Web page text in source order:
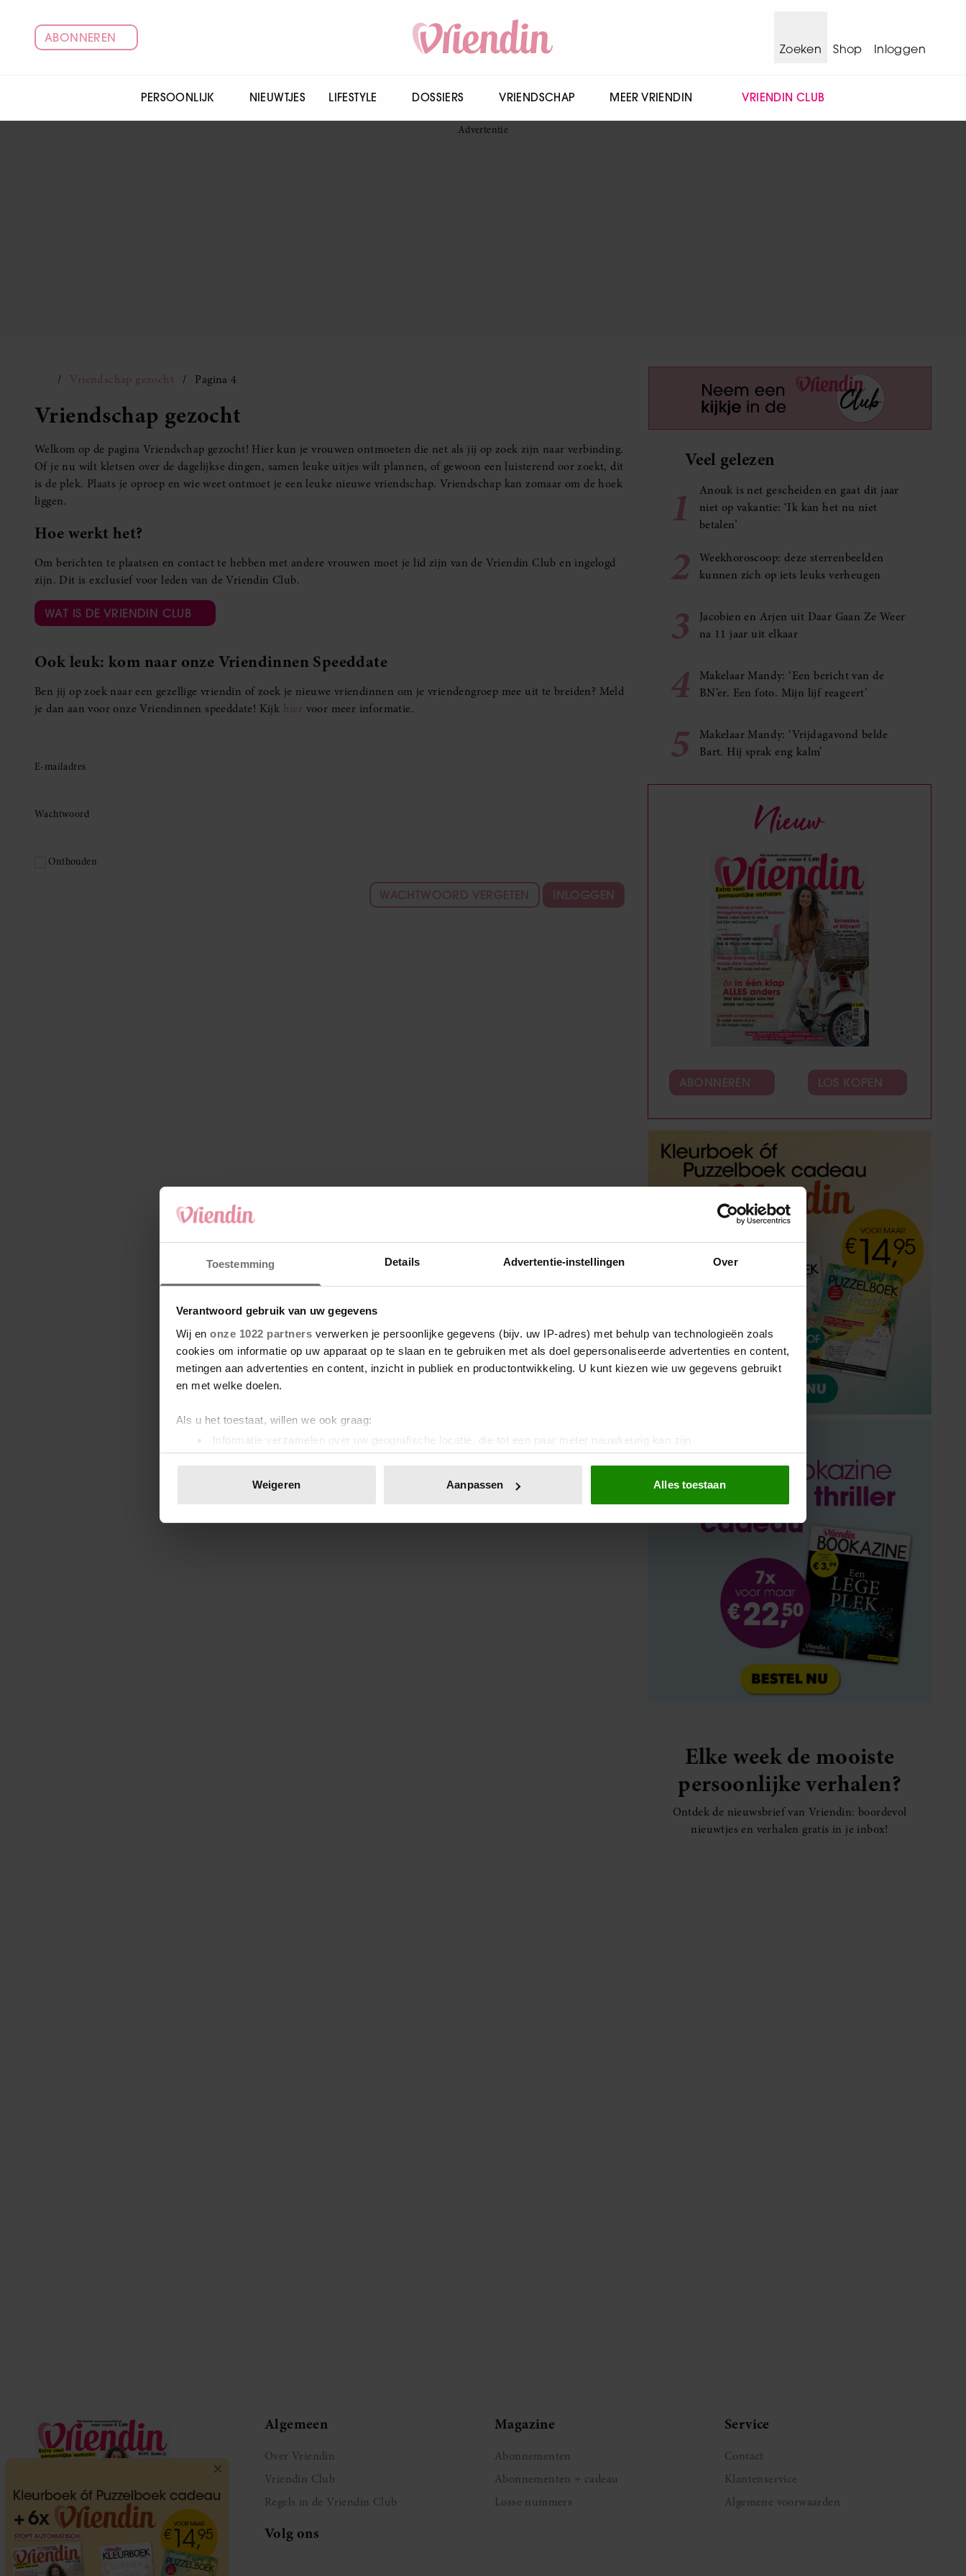
Toestemming Details Advertentie-instellingen Over
Verantwoord gebruik van uw gegevens
Wij en onze 1022 partners verwerken je persoonlijke gegevens (bijv. uw IP-adres) met behulp van technologieën zoals
cookies om informatie op uw apparaat op te slaan en te gebruiken met als doel gepersonaliseerde advertenties en content,
metingen aan advertenties en content, inzicht in publiek en productontwikkeling. U kunt kiezen wie uw gegevens gebruikt
en met welke doelen.
Als u het toestaat, willen we ook graag:
Informatie verzamelen over uw geografische locatie, die tot een paar meter nauwkeurig kan zijn
Uw apparaat identificeren door het actief te scannen op specifieke eigenschappen (fingerprinting)
toestemming op elk moment wijzigen of intrekken in de Cookieverklaring.
We gebruiken cookies om content en advertenties te personaliseren, om functies voor social media te bieden en om ons
media, adverteren en analyse. Deze partners kunnen deze gegevens combineren met andere informatie die u aan ze heeft
verstrekt of die ze hebben verzameld op basis van uw gebruik van hun services. U gaat akkoord met onze cookies als u
Weigeren Aanpassen Alles toestaan
ABONNEREN
Zoeken
Shop Inloggen
PERSOONLIJK NIEUWTJES LIFESTYLE DOSSIERS VRIENDSCHAP MEER VRIENDIN VRIENDIN CLUB
Vriendschap gezocht Pagina 4
Vriendschap gezocht
Welkom op de pagina Vriendschap gezocht! Hier kun je vrouwen ontmoeten die net als jij op zoek zijn naar verbinding.
Of je nu wilt kletsen over de dagelijkse dingen, samen leuke uitjes wilt plannen, of gewoon een luisterend oor zoekt, dit
is de plek. Plaats je oproep en wie weet ontmoet je een leuke nieuwe vriendschap. Vriendschap kan zomaar om de hoek
liggen.
Hoe werkt het?
Om berichten te plaatsen en contact te hebben met andere vrouwen moet je lid zijn van de Vriendin Club en ingelogd
zijn. Dit is exclusief voor leden van de Vriendin Club.
WAT IS DE VRIENDIN CLUB
Ook leuk: kom naar onze Vriendinnen Speeddate
Ben jij op zoek naar een gezellige vriendin of zoek je nieuwe vriendinnen om je vriendengroep mee uit te breiden? Meld
je dan aan voor onze Vriendinnen speeddate! Kijk hier voor meer informatie.
E-mailadres
Wachtwoord
Onthouden
WACHTWOORD VERGETEN INLOGGEN
Veel gelezen
1
Anouk is net gescheiden en gaat dit jaar
niet op vakantie: ‘Ik kan het nu niet
betalen’
2
Weekhoroscoop: deze sterrenbeelden
kunnen zich op iets leuks verheugen
3
Jacobien en Arjen uit Daar Gaan Ze Weer
na 11 jaar uit elkaar
4
Makelaar Mandy: ‘Een bericht van de
BN’er. Een foto. Mijn lijf reageert’
5
Makelaar Mandy: ‘Vrijdagavond belde
Bart. Hij sprak eng kalm’
Nieuw
ABONNEREN LOS KOPEN
Elke week de mooiste
persoonlijke verhalen?
Ontdek de nieuwsbrief van Vriendin: boordevol
nieuwtjes en verhalen gratis in je inbox!
Algemeen
Over Vriendin
Vriendin Club
Regels in de Vriendin Club
Volg ons
Magazine
Abonnementen
Abonnementen + cadeau
Losse nummers
Service
Contact
Klantenservice
Algemene voorwaarden